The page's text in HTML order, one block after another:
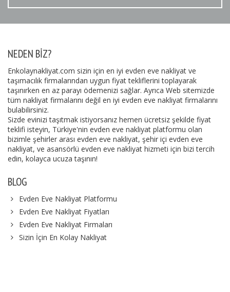
NEDEN BIZ?
Enkolaynakliyat.com sizin için en iyi evden eve nakliyat ve
taşımacılık firmalarından uygun fiyat tekliflerini toplayarak
taşınırken en az parayı ödemenizi sağlar. Ayrıca Web sitemizde
tüm nakliyat firmalarını değil en iyi evden eve nakliyat firmalarını
bulabilirsiniz.
Sizde evinizi taşıtmak istiyorsanız hemen ücretsiz şekilde fiyat
teklifi isteyin, Türkiye'nin evden eve nakliyat platformu olan
bizimle şehirler arası evden eve nakliyat, şehir içi evden eve
nakliyat, ve asansörlü evden eve nakliyat hizmeti için bizi tercih
edin, kolayca ucuza taşının!
BLOG
Evden Eve Nakliyat Platformu
Evden Eve Nakliyat Fiyatları
Evden Eve Nakliyat Firmaları
Sizin İçin En Kolay Nakliyat